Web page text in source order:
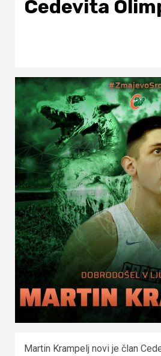
Cedevita
Martin Krampelj novi je član